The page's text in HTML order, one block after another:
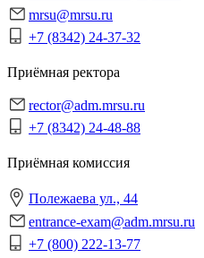
mrsu@mrsu.ru
+7 (8342) 24-37-32
Приёмная ректора
rector@adm.mrsu.ru
+7 (8342) 24-48-88
Приёмная комиссия
Полежаева ул., 44
entrance-exam@adm.mrsu.ru
+7 (800) 222-13-77